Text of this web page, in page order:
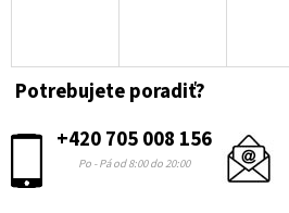
Potrebujete poradiť?
+420 705 008 156
Po - Pá od 8:00 do 20:00